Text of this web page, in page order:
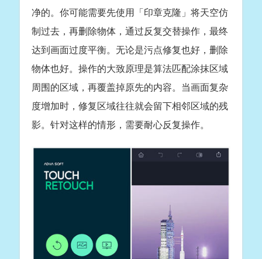
净的。你可能需要先使用「印章克隆」将天空仿
制过去，再删除物体，通过反复交替操作，最终
达到画面过度平衡。无论是污点修复也好，删除
物体也好。操作的大致原理是算法匹配涂抹区域
周围的区域，再覆盖掉原先的内容。当画面复杂
度增加时，修复区域往往就会留下相邻区域的残
影。针对这样的情形，需要耐心反复操作。